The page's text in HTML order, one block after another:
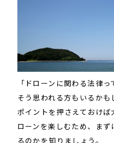
「ドローンに関わる法律
そう思われる方もいるかも
ポイントを押さえておけば
ローンを楽しむため、ま
るのかを知りましょう。